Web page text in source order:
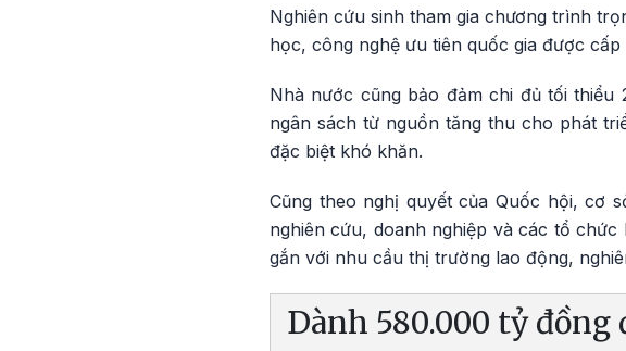
Nghiên cứu sinh tham gia chương trình
học, công nghệ ưu tiên quốc gia được
Nhà nước cũng bảo đảm chi đủ tối
ngân sách từ nguồn tăng thu cho phát
đặc biệt khó khăn.
Cũng theo nghị quyết của Quốc hội, cơ
nghiên cứu, doanh nghiệp và các tổ
gắn với nhu cầu thị trường lao động,
Dành 580.000 tỷ đồng